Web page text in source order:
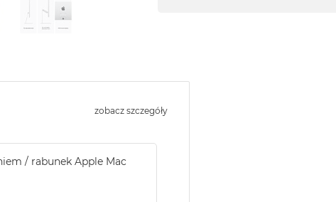
/ rabunek Apple Mac
zobacz szczegóły